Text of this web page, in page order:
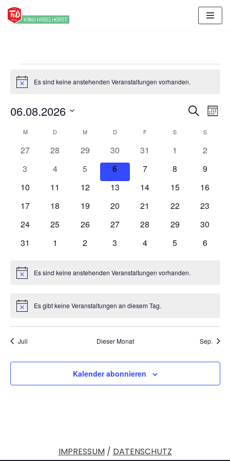
HinweisEs sind keine anstehenden Veranstaltungen vorhanden.
Suche
06.08.2026
wählen.
Kalender
von
Veranstaltungen
M D M D F S S
0
27
0
Veranstaltungen
28
0
Veranstaltungen
29
0
Veranstaltungen
30
0
31
0
1
0
2
0
3
0
Veranstaltungen
4
0
Veranstaltungen
5
0
Veranstaltungen
6
0
7
0
8
0
9
0
10
0
11
0
12
0
13
0
14
0
15
0
16
0
17
0
18
0
19
0
20
0
21
0
22
0
23
0
24
0
25
0
26
0
27
0
28
0
29
0
30
0
31
0
1
0
2
0
3
0
4
0
5
0
6
HinweisEs sind keine anstehenden Veranstaltungen vorhanden.
HinweisEs gibt keine Veranstaltungen an diesem Tag.
Juli Dieser Monat Sep.
Kalender abonnieren
IMPRESSUM/ DATENSCHUTZ